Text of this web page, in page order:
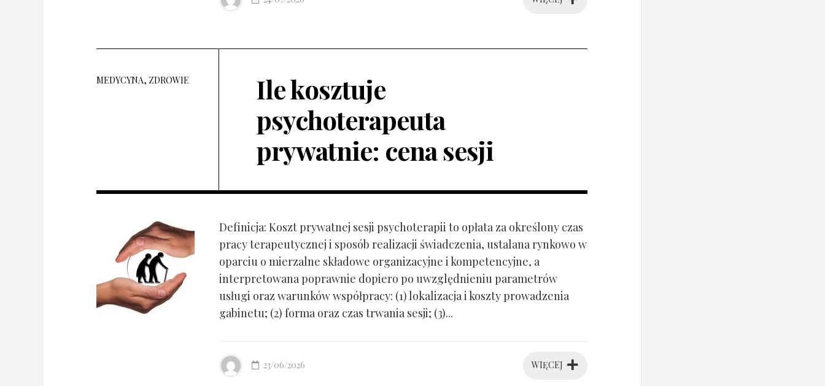
MEDYCYNA, ZDROWIE
Ile kosztuje
psychoterapeuta
prywatnie: cena sesji
Definicja: Koszt prywatnej sesji psychoterapii to opłata za określony czas
pracy terapeutycznej i sposób realizacji świadczenia, ustalana rynkowo w
oparciu o mierzalne składowe organizacyjne i kompetencyjne, a
interpretowana poprawnie dopiero po uwzględnieniu parametrów
usługi oraz warunków współpracy: (1) lokalizacja i koszty prowadzenia
gabinetu; (2) forma oraz czas trwania sesji; (3)...
WIĘCEJ
23/06/2026